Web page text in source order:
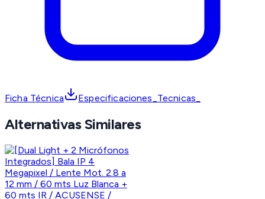
Ficha Técnica Especificaciones_Tecnicas_
Alternativas Similares